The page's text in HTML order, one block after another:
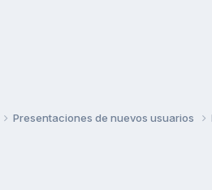
Presentaciones de nuevos usuarios